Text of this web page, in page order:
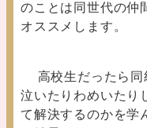
のことは同世代の仲
オススメします。
高校生だったら同
泣いたりわめいたり
て解決するのかを学